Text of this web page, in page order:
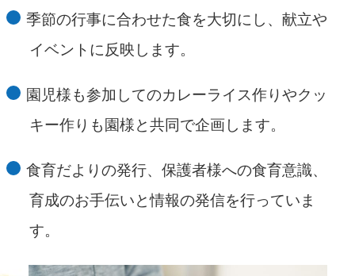
季節の行事に合わせた食を大切にし、献立や
イベントに反映します。
園児様も参加してのカレーライス作りやクッ
キー作りも園様と共同で企画します。
食育だよりの発行、保護者様への食育意識、
育成のお手伝いと情報の発信を行っていま
す。